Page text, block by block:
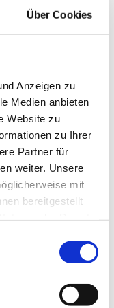
Über Cookies
Anzeigen zu
Medien anbieten
Website zu
zu Ihrer
Partner für
weiter. Unsere
mit
bereitgestellt
Ostseebad
Kleinbahn
Mehr erfahren
©
Theater